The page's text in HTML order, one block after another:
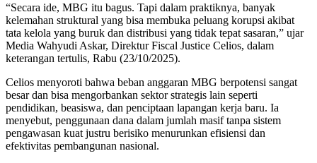
“Secara ide, MBG itu bagus. Tapi dalam praktiknya, banyak
kelemahan struktural yang bisa membuka peluang korupsi akibat
tata kelola yang buruk dan distribusi yang tidak tepat sasaran,” ujar
Media Wahyudi Askar, Direktur Fiscal Justice Celios, dalam
keterangan tertulis, Rabu (23/10/2025).
Celios menyoroti bahwa beban anggaran MBG berpotensi sangat
besar dan bisa mengorbankan sektor strategis lain seperti
pendidikan, beasiswa, dan penciptaan lapangan kerja baru. Ia
menyebut, penggunaan dana dalam jumlah masif tanpa sistem
pengawasan kuat justru berisiko menurunkan efisiensi dan
efektivitas pembangunan nasional.